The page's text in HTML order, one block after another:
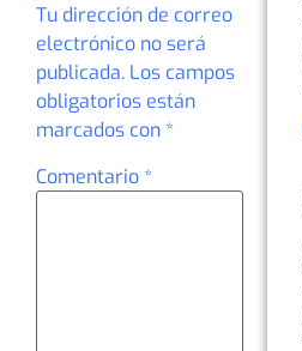
Tu dirección de correo
electrónico no será
publicada. Los campos
obligatorios están
marcados con *
Comentario *